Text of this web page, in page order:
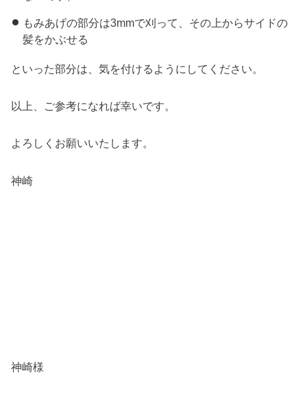
もみあげの部分は3mmで刈って、その上からサイドの
髪をかぶせる
といった部分は、気を付けるようにしてください。
以上、ご参考になれば幸いです。
よろしくお願いいたします。
神崎
神崎様